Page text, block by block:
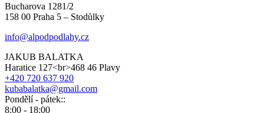
Bucharova 1281/2
158 00 Praha 5 – Stodůlky
info@alpodpodlahy.cz
JAKUB BALATKA
Haratice 127<br>468 46 Plavy
+420 720 637 920
kubabalatka@gmail.com
Pondělí - pátek::
8:00 - 18:00